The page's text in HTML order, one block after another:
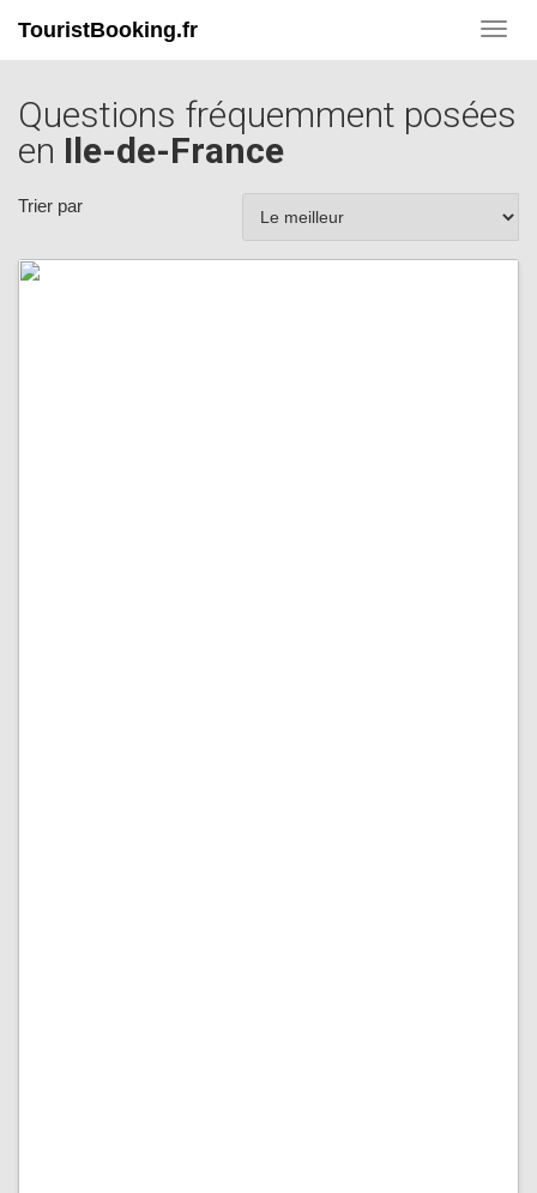
TouristBooking.fr
Questions fréquemment posées
en Ile-de-France
Trier par